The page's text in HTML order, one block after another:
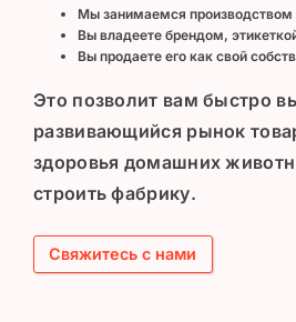
Мы занимаемся производством
Вы владеете брендом,
Вы продаете его как свой
Это позволит вам быстро
развивающийся рынок
здоровья домашних
строить фабрику.
Свяжитесь с нами